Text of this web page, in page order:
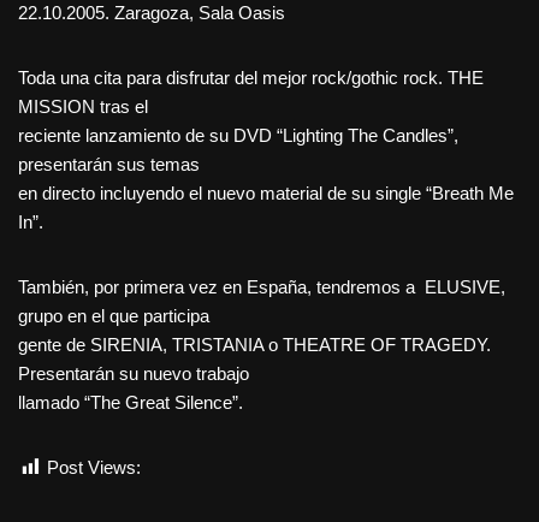
22.10.2005. Zaragoza, Sala Oasis
Toda una cita para disfrutar del mejor rock/gothic rock. THE
MISSION tras el
reciente lanzamiento de su DVD “Lighting The Candles”,
presentarán sus temas
en directo incluyendo el nuevo material de su single “Breath Me
In”.
También, por primera vez en España, tendremos a ELUSIVE,
grupo en el que participa
gente de SIRENIA, TRISTANIA o THEATRE OF TRAGEDY.
Presentarán su nuevo trabajo
llamado “The Great Silence”.
Post Views: